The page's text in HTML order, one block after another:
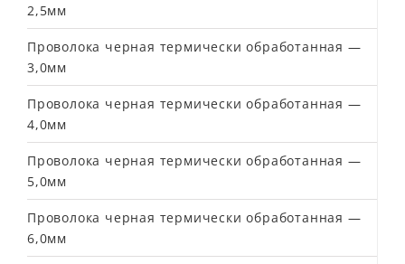
2,5мм
Проволока черная термически обработанная —
3,0мм
Проволока черная термически обработанная —
4,0мм
Проволока черная термически обработанная —
5,0мм
Проволока черная термически обработанная —
6,0мм